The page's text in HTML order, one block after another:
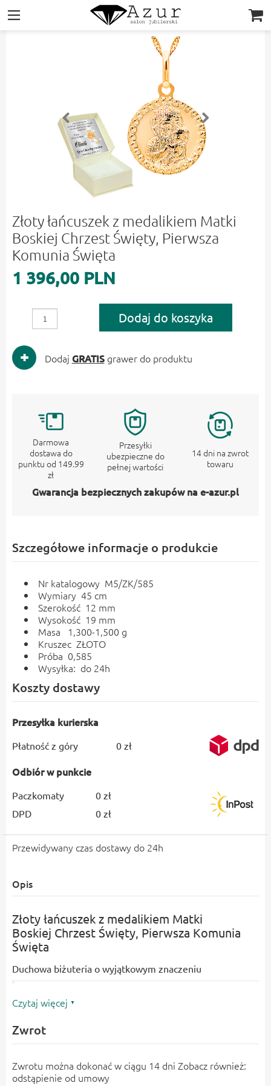
|||
Złoty łańcuszek z medalikiem Matki
Boskiej Chrzest Święty, Pierwsza
Komunia Święta
1 396,00 PLN
Dodaj do koszyka
Dodaj GRATISgrawer do produktu
Darmowa
dostawa do
punktu od 149.99
zł
Przesyłki
ubezpieczne do
pełnej wartości
14 dni na zwrot
towaru
Gwarancja bezpiecznych zakupów na e-azur.pl
Szczegółowe informacje o produkcie
Nr katalogowy M5/ZK/585
Wymiary 45 cm
Szerokość 12 mm
Wysokość 19 mm
Masa 1,300-1,500 g
Kruszec ZŁOTO
Próba 0,585
Wysyłka: do 24h
Koszty dostawy
Przesyłka kurierska
Płatność z góry 0 zł
Odbiór w punkcie
Paczkomaty
0 zł
DPD
0 zł
Przewidywany czas dostawy do 24h
Opis
Złoty łańcuszek z medalikiem Matki
Boskiej Chrzest Święty, Pierwsza Komunia
Święta
Duchowa biżuteria o wyjątkowym znaczeniu
Złoty łańcuszek z okrągłym medalikiem
symbol duchowej ochrony, miłości i błogosławieństwa.
Elegancka, diamentowana ramka dodaje blasku i
Dlaczego warto wybrać ten model?
Czytaj więcej
Zwrot
Zwrotu można dokonać w ciągu 14 dni Zobacz również:
odstąpienie od umowy